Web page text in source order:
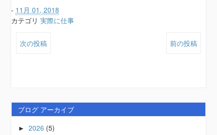
- 11月 01, 2018
カテゴリ実際に仕事
次の投稿 前の投稿
ブログ アーカイブ
►2026 (5)